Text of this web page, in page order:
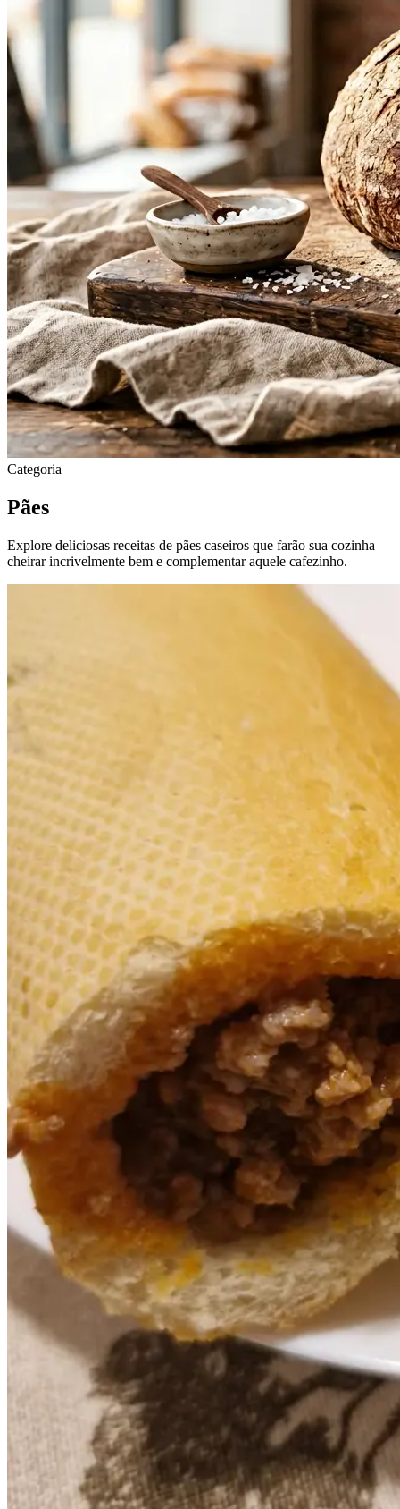
Categoria
Pães
Explore deliciosas receitas de pães caseiros que farão sua cozinha
cheirar incrivelmente bem e complementar aquele cafezinho.